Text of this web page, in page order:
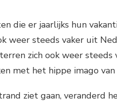
die er jaarlijks hun
weer steeds vaker uit
zich ook weer steeds
met het hippe imago van
ziet gaan, veranderd